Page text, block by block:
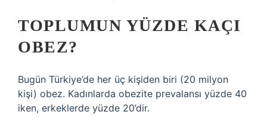
TOPLUMUN YÜZDE KAÇI
OBEZ?
Bugün Türkiye’de her üç kişiden biri (20 milyon
kişi) obez. Kadınlarda obezite prevalansı yüzde 40
iken, erkeklerde yüzde 20’dir.